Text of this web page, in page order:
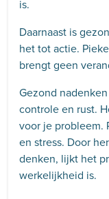
is.
Daarnaast is
het tot actie.
brengt geen
Gezond
controle en rust.
voor je probleem.
en stress. Door
denken, lijkt het
werkelijkheid is.